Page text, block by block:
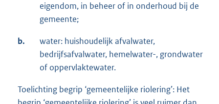
eigendom, in beheer of in onderhoud bij de
gemeente;
b.
water: huishoudelijk afvalwater,
bedrijfsafvalwater, hemelwater-, grondwater
of oppervlaktewater.
Toelichting begrip ‘gemeentelijke riolering’: Het